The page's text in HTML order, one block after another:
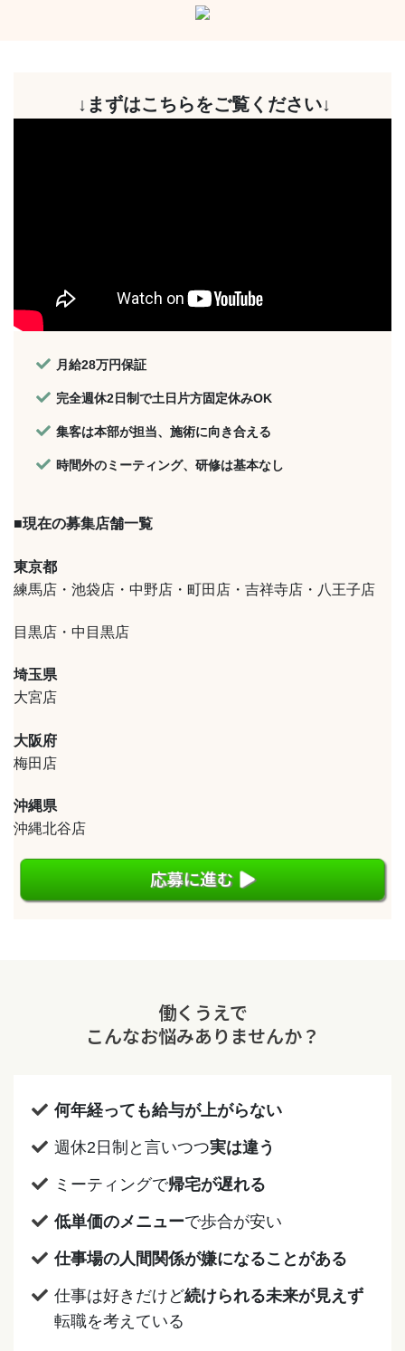
↓まずはこちらをご覧ください↓
月給28万円保証
完全週休2日制で土日片方固定休みOK
集客は本部が担当、施術に向き合える
時間外のミーティング、研修は基本なし
■現在の募集店舗一覧
東京都
練馬店・池袋店・中野店・町田店・吉祥寺店・八王子店
目黒店・中目黒店
埼玉県
大宮店
大阪府
梅田店
沖縄県
沖縄北谷店
応募に進む
働くうえで
こんなお悩みありませんか？
何年経っても給与が上がらない
週休2日制と言いつつ実は違う
ミーティングで帰宅が遅れる
低単価のメニューで歩合が安い
仕事場の人間関係が嫌になることがある
仕事は好きだけど続けられる未来が見えず
転職を考えている